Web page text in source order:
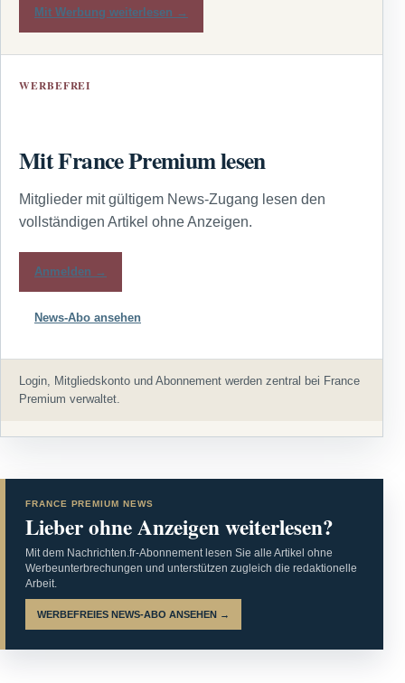
Mit Werbung weiterlesen →
WERBEFREI
Mit France Premium lesen
Mitglieder mit gültigem News-Zugang lesen den
vollständigen Artikel ohne Anzeigen.
Anmelden →
News-Abo ansehen
Login, Mitgliedskonto und Abonnement werden zentral bei France
Premium verwaltet.
FRANCE PREMIUM NEWS
Lieber ohne Anzeigen weiterlesen?
Mit dem Nachrichten.fr-Abonnement lesen Sie alle Artikel ohne
Werbeunterbrechungen und unterstützen zugleich die redaktionelle
Arbeit.
WERBEFREIES NEWS-ABO ANSEHEN →